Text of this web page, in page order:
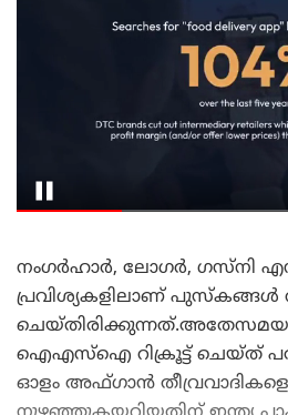
നംഗര്‍ഹാര്‍, ലോഗര്‍, ഗസ്‌നി
പ്രവിശ്യകളിലാണ് പുസ്‌കങ്ങള്‍
ചെയ്തിരിക്കുന്നത്.അതേസമയം
ഐഎസ്ഐ റിക്രൂട്ട് ചെയ്ത്
ഓളം അഫ്ഗാന്‍ തീവ്രവാദികളെ